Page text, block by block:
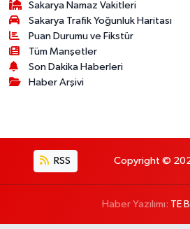
Sakarya Namaz Vakitleri
Sakarya Trafik Yoğunluk Haritası
Puan Durumu ve Fikstür
Tüm Manşetler
Son Dakika Haberleri
Haber Arşivi
RSS Copyright ©
Haber Yazılımı: TE